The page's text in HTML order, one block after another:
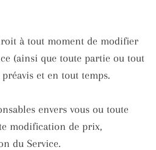
à tout moment de modifier
(ainsi que toute partie ou tout
et en tout temps.
envers vous ou toute
modification de prix,
du Service.